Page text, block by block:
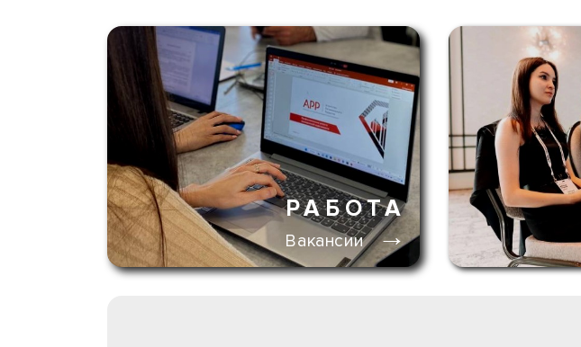
РАБОТА
Вакансии →